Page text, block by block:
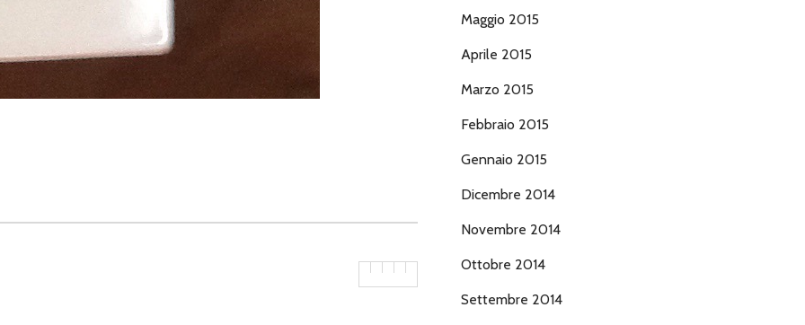
Maggio 2015
Aprile 2015
Marzo 2015
Febbraio 2015
Gennaio 2015
Dicembre 2014
Novembre 2014
Ottobre 2014
Settembre 2014